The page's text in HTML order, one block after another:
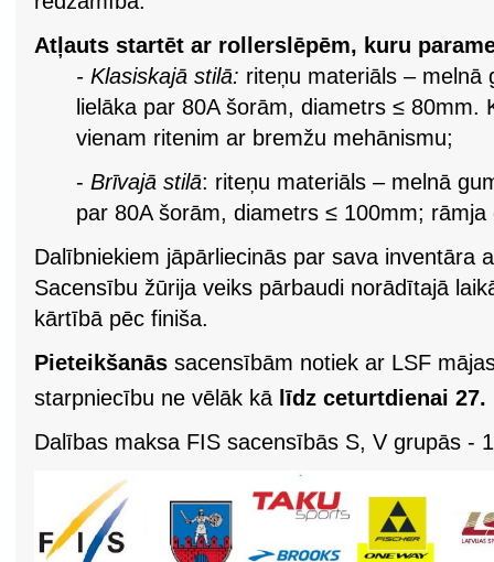
Atļauts startēt ar rollerslēpēm, kuru
- Klasiskajā stilā: riteņu materiāls – melnā
lielāka par 80A šorām, diametrs ≤ 80mm.
vienam ritenim ar bremžu mehānismu;
- Brīvajā stilā: riteņu materiāls – melnā
par 80A šorām, diametrs ≤ 100mm;
Dalībniekiem jāpārliecinās par sava inventāra
Sacensību žūrija veiks pārbaudi norādītajā
kārtībā pēc finiša.
Pieteikšanās sacensībām notiek ar LSF
starpniecību ne vēlāk kā līdz ceturtdienai
Dalības maksa FIS sacensībās S, V grupās -